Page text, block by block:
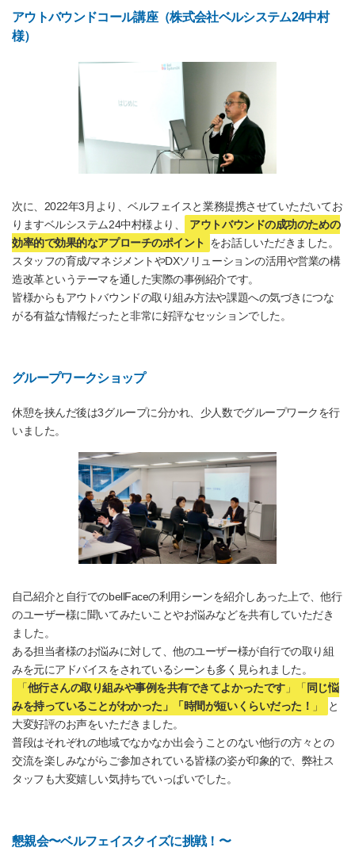
アウトバウンドコール講座（株式会社ベルシステム24中村
様）
次に、2022年3月より、ベルフェイスと業務提携させていただいてお
りますベルシステム24中村様より、
アウトバウンドの成功のための
効率的で効果的なアプローチのポイント をお話しいただきました。
スタッフの育成/マネジメントやDXソリューションの活用や営業の構
造改革というテーマを通した実際の事例紹介です。
皆様からもアウトバウンドの取り組み方法や課題への気づきにつな
がる有益な情報だったと非常に好評なセッションでした。
グループワークショップ
休憩を挟んだ後は3グループに分かれ、少人数でグループワークを行
いました。
自己紹介と自行でのbellFaceの利用シーンを紹介しあった上で、他行
のユーザー様に聞いてみたいことやお悩みなどを共有していただき
ました。
ある担当者様のお悩みに対して、他のユーザー様が自行での取り組
みを元にアドバイスをされているシーンも多く見られました。
「他行さんの取り組みや事例を共有できてよかったです」「 同じ悩
みを持っていることがわかった」「時間が短いくらいだった！ 」
と
大変好評のお声をいただきました。
普段はそれぞれの地域でなかなか出会うことのない他行の方々との
交流を楽しみながらご参加されている皆様の姿が印象的で、弊社ス
タッフも大変嬉しい気持ちでいっぱいでした。
懇親会〜ベルフェイスクイズに挑戦！〜